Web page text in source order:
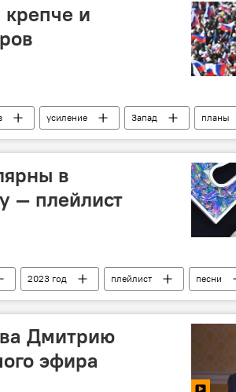
крепче и
усиление Запад
планы
России по защите Донбасса
в
— плейлист
2023 год плейлист песни
Дмитрию
эфира